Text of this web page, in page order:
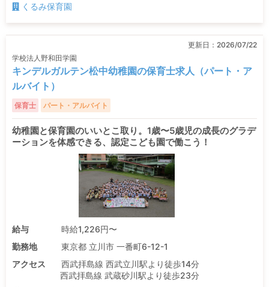
くるみ保育園
更新日： 2026/07/22
学校法人野和田学園
キンデルガルテン松中幼稚園の保育士求人（パート・ア
ルバイト）
保育士 パート・アルバイト
幼稚園と保育園のいいとこ取り。1歳〜5歳児の成長のグラデ
ーションを体感できる、認定こども園で働こう！
給与
時給1,226円〜
勤務地
東京都 立川市 一番町6-12-1
アクセス
西武拝島線 西武立川駅より徒歩14分
西武拝島線 武蔵砂川駅より徒歩23分